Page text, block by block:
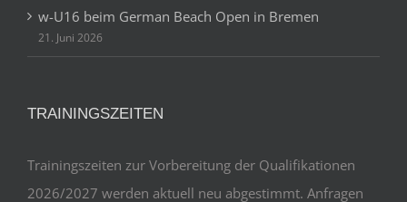
wU-16 beim GBO Beachturnier in Renningen
27. Juli 2026
TRAININGSZEITEN